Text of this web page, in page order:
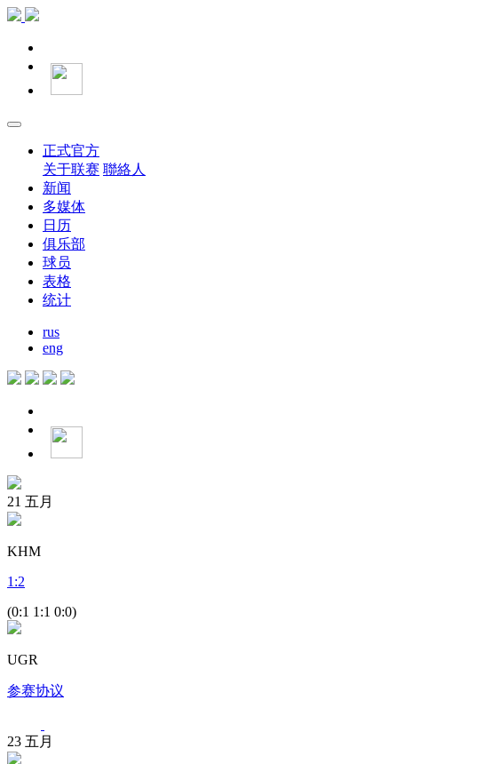
正式官方
关于联赛 聯絡人
新闻
多媒体
日历
俱乐部
球员
表格
统计
rus
eng
21 五月
KHM
1 :2
(0:1 1:1 0:0)
UGR
参赛协议
23 五月